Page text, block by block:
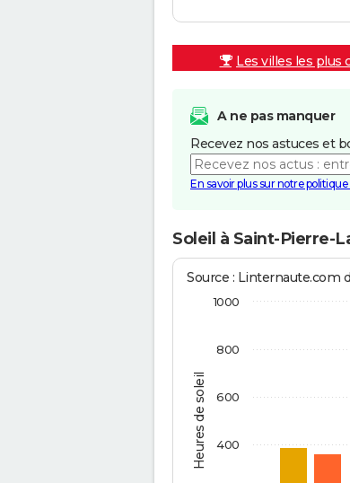
Les villes les plus
A ne pas manquer
Recevez nos astuces et
En savoir plus sur notre
Soleil à Saint-Pierre-
Heures de soleil
Source : Linternaute.com
400
600
800
1000